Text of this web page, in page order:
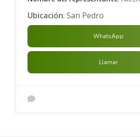
Ubicación: San Pedro
WhatsApp
Llamar